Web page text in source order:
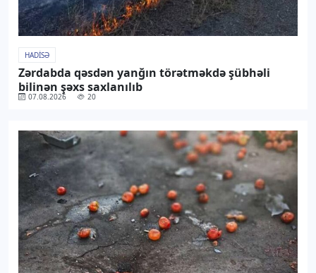
HADISƏ
Zərdabda qəsdən yanğın törətməkdə şübhəli
bilinən şəxs saxlanılıb
07.08.2026 20